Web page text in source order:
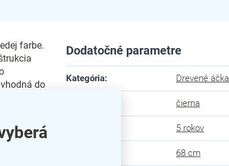
farbe.
do
Dodatočné parametre
Kategória: Drevené áčka
čierna
5 rokov
68 cm